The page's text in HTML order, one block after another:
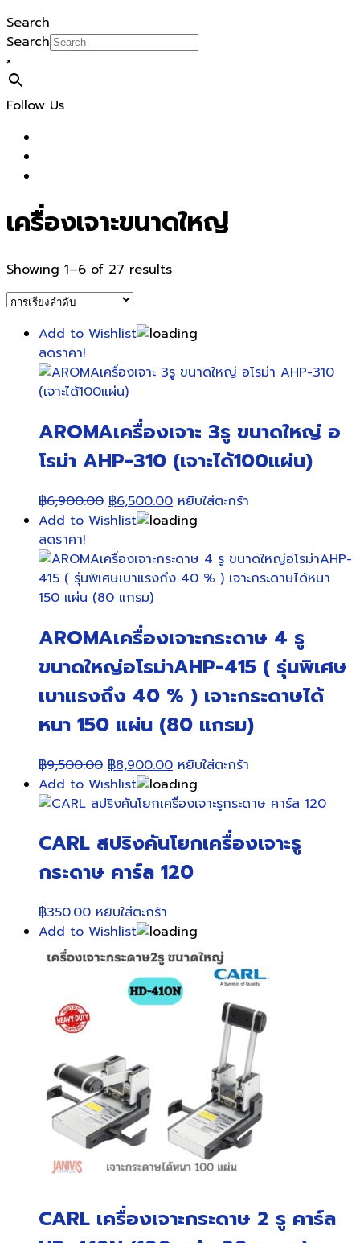
Search
Search
×
Follow Us
เครื่องเจาะขนาดใหญ่
Showing 1–6 of 27 results
Add to Wishlist
ลดราคา!
AROMAเครื่องเจาะ 3รู ขนาดใหญ่ อ
โรม่า AHP-310 (เจาะได้100แผ่น)
฿6,900.00 Original
price
฿6,900.00.
฿6,500.00Current
price
฿6,500.00.
หยิบใส่ตะกร้า
Add to Wishlist
ลดราคา!
AROMAเครื่องเจาะกระดาษ 4 รู
ขนาดใหญ่อโรม่าAHP-415 ( รุ่นพิเศษ
เบาแรงถึง 40 % ) เจาะกระดาษได้
หนา 150 แผ่น (80 แกรม)
฿9,500.00 Original
price
was:
฿8,900.00Current
price
is:
หยิบใส่ตะกร้า
Add to Wishlist
CARL สปริงคันโยกเครื่องเจาะรู
กระดาษ คาร์ล 120
฿350.00 หยิบใส่ตะกร้า
Add to Wishlist
CARL เครื่องเจาะกระดาษ 2 รู คาร์ล